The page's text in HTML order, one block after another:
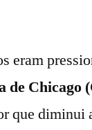
eram
de Chicago
que diminui